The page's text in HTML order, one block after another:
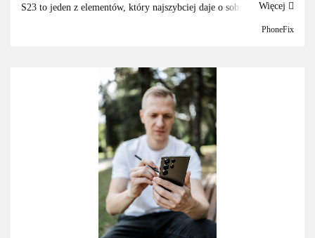
PhoneFix
S23 to jeden z elementów, który najszybciej daje o sobie znać po
Więcej